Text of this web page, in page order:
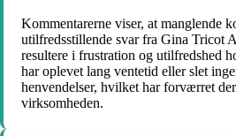
Kommentarerne viser, at manglende
utilfredsstillende svar fra Gina Tricot
resultere i frustration og utilfredshed
har oplevet lang ventetid eller slet
henvendelser, hvilket har forværret
virksomheden.